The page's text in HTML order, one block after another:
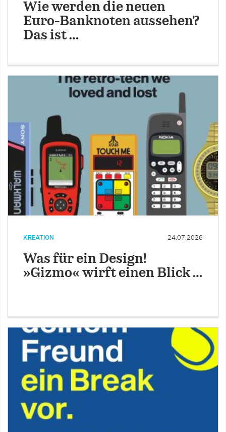
Wie werden die neuen
Euro-Banknoten aussehen?
Das ist …
KREATION 24.07.2026
Was für ein Design!
»Gizmo« wirft einen Blick …